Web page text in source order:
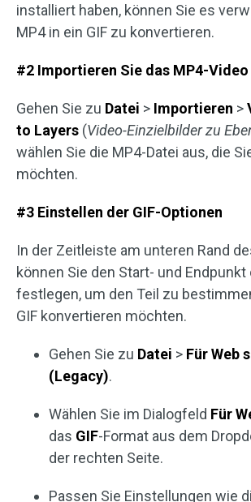
installiert haben, können Sie es
MP4 in ein GIF zu konvertieren.
#2 Importieren Sie das MP4-Video
Gehen Sie zu Datei > Importieren >
to Layers (Video-Einzielbilder zu
wählen Sie die MP4-Datei aus, die
möchten.
#3 Einstellen der GIF-Optionen
In der Zeitleiste am unteren Rand
können Sie den Start- und Endpunkt
festlegen, um den Teil zu
GIF konvertieren möchten.
Gehen Sie zu Datei > Für Web
(Legacy).
Wählen Sie im Dialogfeld Für
das GIF-Format aus dem
der rechten Seite.
Passen Sie Einstellungen wie